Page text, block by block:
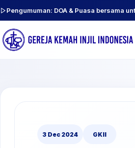
Pengumuman: DOA & Puasa bersama
3 Dec 2024 GKII